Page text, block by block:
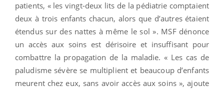
patients, « les vingt-deux lits de la pédiatrie comptaient
deux à trois enfants chacun, alors que d’autres étaient
étendus sur des nattes à même le sol ». MSF dénonce
un accès aux soins est dérisoire et insuffisant pour
combattre la propagation de la maladie. « Les cas de
paludisme sévère se multiplient et beaucoup d’enfants
meurent chez eux, sans avoir accès aux soins », ajoute